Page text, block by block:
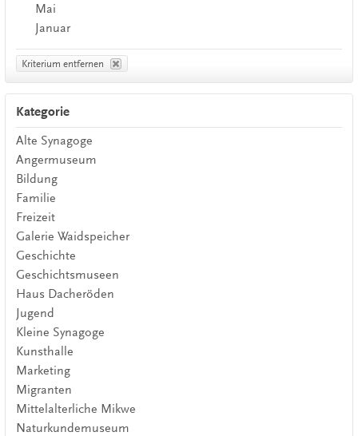
Mai
Januar
Kriterium entfernen
Kategorie
Alte Synagoge
Angermuseum
Bildung
Familie
Freizeit
Galerie Waidspeicher
Geschichte
Geschichtsmuseen
Haus Dacheröden
Jugend
Kleine Synagoge
Kunsthalle
Marketing
Migranten
Mittelalterliche Mikwe
Naturkundemuseum